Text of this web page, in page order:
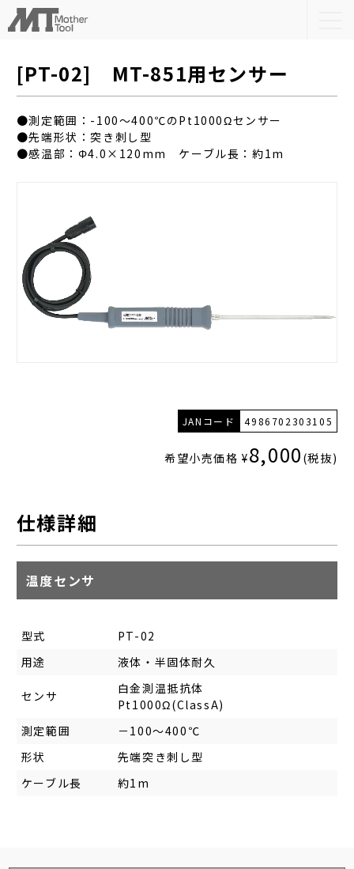
[PT-02] MT-851用センサー
●測定範囲：-100～400℃のPt1000Ωセンサー
●先端形状：突き刺し型
●感温部：Φ4.0×120mm ケーブル長：約1m
JANコード 4986702303105
希望小売価格 ¥8,000 (税抜)
仕様詳細
温度センサ
型式
PT-02
用途
液体・半固体耐久
センサ
白金測温抵抗体
Pt1000Ω(ClassA)
測定範囲
－100～400℃
形状
先端突き刺し型
ケーブル長
約1m